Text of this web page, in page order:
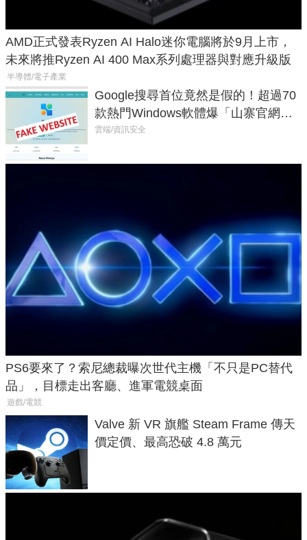
AMD正式發表Ryzen AI Halo迷你電腦將於9月上市，
未來將推Ryzen AI 400 Max系列處理器與對應升級版
半導體/電子產業
Google搜尋首位竟然是假的！超過70
款熱門Windows軟體爆「山寨官網」
危機
雲端/資訊安全
PS6要來了？索尼總裁曝次世代主機「不只是PC替代
品」，目標走出客廳、進軍電競桌面
遊戲/電競
Valve 新 VR 旗艦 Steam Frame 傳天
價定價、最高恐破 4.8 萬元